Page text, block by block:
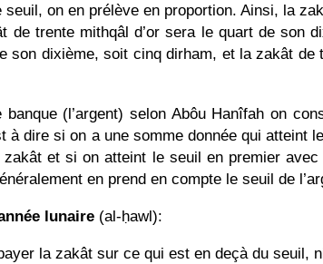
on en prélève en proportion. Ainsi, la
de trente mithqâl d’or sera le quart de
son dixième, soit cinq dirham, et la zakât
(l’argent) selon Abôu Hanîfah on
à dire si on a une somme donnée qui
et si on atteint le seuil en premier
en prend en compte le seuil de
lunaire (al-ḥawl):
la zakât sur ce qui est en deçà du seuil,